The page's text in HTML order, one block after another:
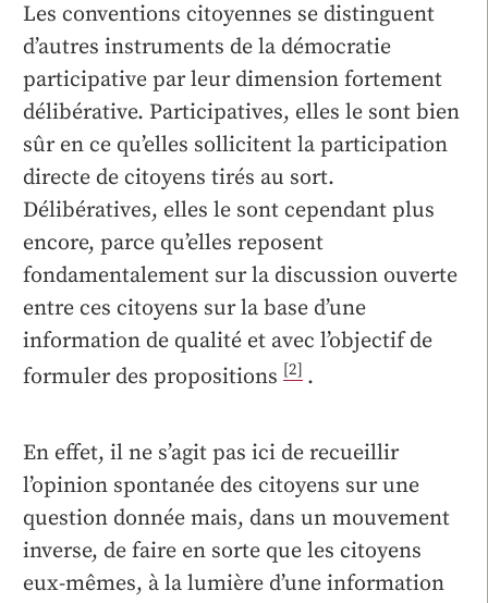
Les conventions citoyennes se distinguent
d’autres instruments de la démocratie
participative par leur dimension fortement
délibérative. Participatives, elles le sont bien
sûr en ce qu’elles sollicitent la participation
directe de citoyens tirés au sort.
Délibératives, elles le sont cependant plus
encore, parce qu’elles reposent
fondamentalement sur la discussion ouverte
entre ces citoyens sur la base d’une
information de qualité et avec l’objectif de
formuler des propositions [2] .
En effet, il ne s’agit pas ici de recueillir
l’opinion spontanée des citoyens sur une
question donnée mais, dans un mouvement
inverse, de faire en sorte que les citoyens
eux-mêmes, à la lumière d’une information